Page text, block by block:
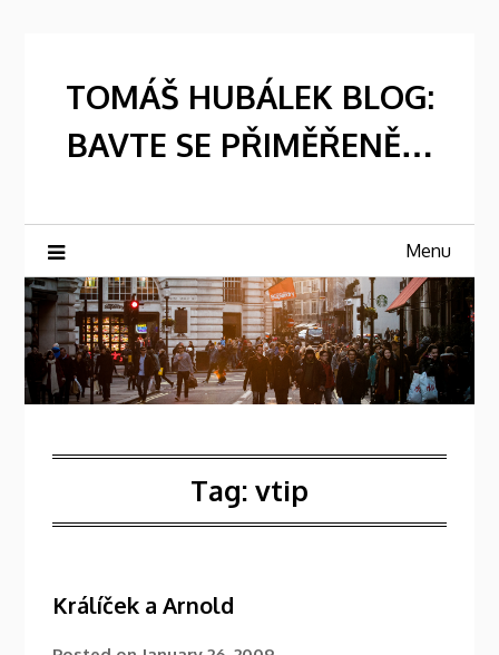
TOMÁŠ HUBÁLEK BLOG:
BAVTE SE PŘIMĚŘENĚ…
Menu
Tag: vtip
Králíček a Arnold